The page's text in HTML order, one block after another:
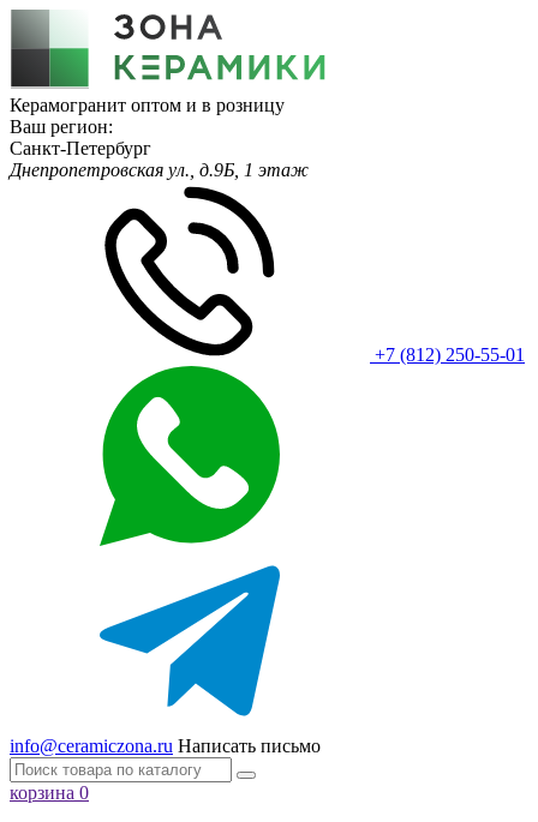
Керамогранит оптом и в розницу
Ваш регион:
Санкт-Петербург
Днепропетровская ул., д.9Б, 1 этаж
+7 (812) 250-55-01
info@ceramiczona.ru Написать письмо
корзина 0